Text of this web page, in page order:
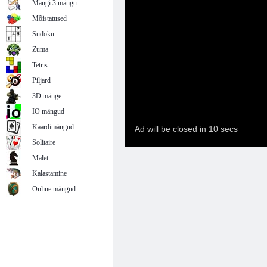
Mängi 3 mängu
Mõistatused
Sudoku
Zuma
Tetris
Piljard
3D mänge
IO mängud
Kaardimängud
Solitaire
Malet
Kalastamine
Online mängud